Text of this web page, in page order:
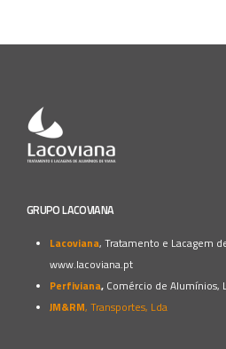
GRUPO LACOVIANA
Lacoviana, Tratamento e Lacagem
www.lacoviana.pt
Perfiviana, Comércio de Alumínios,
JM&RM, Transportes, Lda